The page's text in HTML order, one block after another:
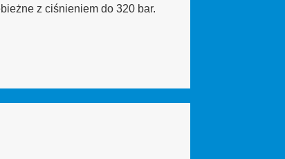
z ciśnieniem do 320 bar.